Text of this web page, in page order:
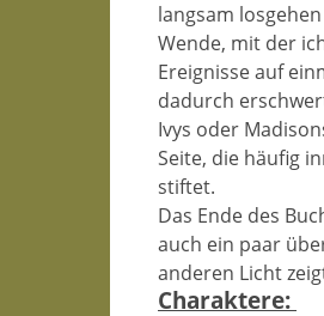
langsam
Wende, mit der
Ereignisse auf
dadurch
Ivys oder
Seite, die häufig
stiftet.
Das Ende des
auch ein paar
anderen Licht
Charaktere: